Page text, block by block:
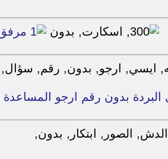
بدون رقم ارجو المساعدة